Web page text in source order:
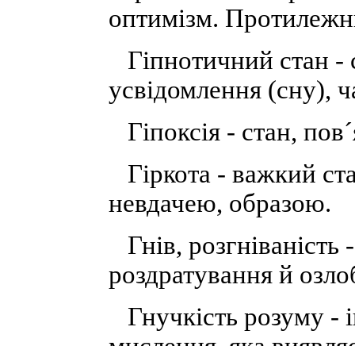
оптимізм.
Гіпнотичний стан -
усвідомлення (сну),
Гіпоксія - стан,
Гіркота - важкий
невдачею, образою.
Гнів,
роздратування й
Гнучкість розуму -